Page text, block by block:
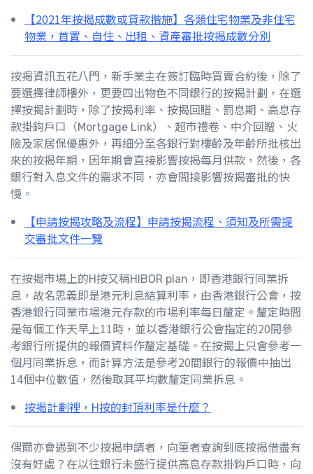
【2021年按揭成數或貸款揩施】各類住宅物業及非住宅
物業，首置、自住、出租、資產審批按揭成數分別
按揭資訊五花八門，新手業主在簽訂臨時買賣合約後，除了
要選擇律師樓外，更要四出物色不同銀行的按揭計劃，在選
擇按揭計劃時，除了按揭利率、按揭回贈、罰息期、高息存
款掛鈎戶口（Mortgage Link）、超市禮卷、中介回贈、火
險及家居保優惠外，再細分至各銀行對樓齡及年齡所批核出
來的按揭年期，因年期會直接影響按揭每月供款，然後，各
銀行對入息文件的需求不同，亦會間接影響按揭審批的快
慢。
【申請按揭攻略及流程】申請按揭流程、須知及所需提
交審批文件一覽
在按揭市場上的H按又稱HIBOR plan，即香港銀行同業拆
息，故名思義即是港元利息結算利率，由香港銀行公會，按
香港銀行同業市場港元存款的市場利率每日釐定。釐定時間
是每個工作天早上11時，並以香港銀行公會指定的20間參
考銀行所提供的報價資料作釐定基礎。在按揭 上只會參考一
個月同業拆息，而計算方法是參考20間銀行的報價中抽出
14個中位數值，然後取其平均數釐定同業拆息。
按揭計劃裡，H按的封頂利率是什麼？
偶爾亦會遇到不少按揭申請者，向筆者查詢到底按揭借盡有
沒有好處？在以往銀行未盛行提供高息存款掛鈎戶口時，向